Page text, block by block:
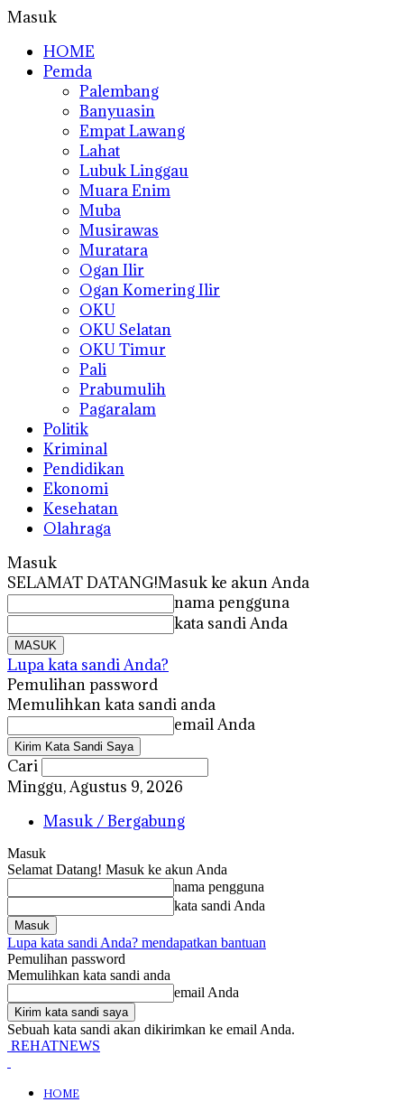
Masuk
HOME
Pemda
Palembang
Banyuasin
Empat Lawang
Lahat
Lubuk Linggau
Muara Enim
Muba
Musirawas
Muratara
Ogan Ilir
Ogan Komering Ilir
OKU
OKU Selatan
OKU Timur
Pali
Prabumulih
Pagaralam
Politik
Kriminal
Pendidikan
Ekonomi
Kesehatan
Olahraga
Masuk
SELAMAT DATANG!Masuk ke akun Anda
nama pengguna
kata sandi Anda
Lupa kata sandi Anda?
Pemulihan password
Memulihkan kata sandi anda
email Anda
Cari
Minggu, Agustus 9, 2026
Masuk / Bergabung
Masuk
Selamat Datang! Masuk ke akun Anda
nama pengguna
kata sandi Anda
Lupa kata sandi Anda? mendapatkan bantuan
Pemulihan password
Memulihkan kata sandi anda
email Anda
Sebuah kata sandi akan dikirimkan ke email Anda.
REHATNEWS
HOME